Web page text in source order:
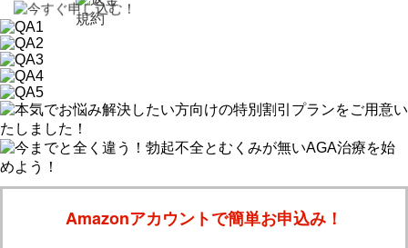
Amazonアカウントで簡単お申込み！